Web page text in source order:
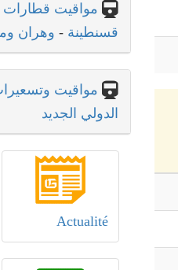
مواقيت قطارات
قسنطينة - وهران
مواقيت
الدولي الجديد
Actualité